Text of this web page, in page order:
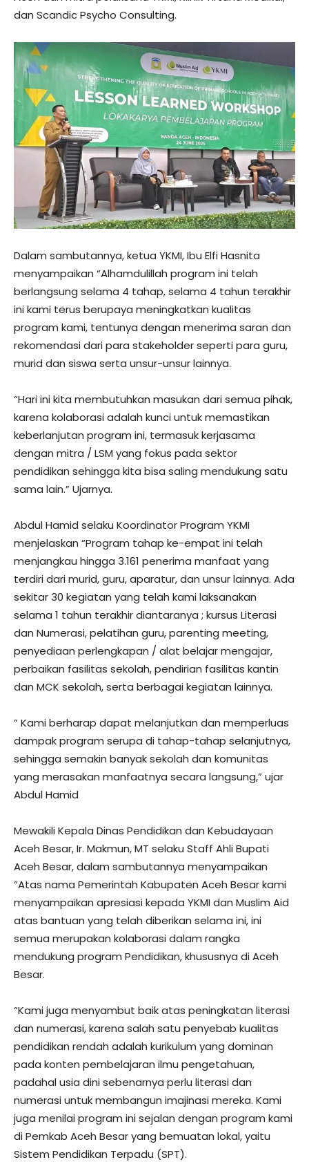
dan Scandic Psycho Consulting.
Dalam sambutannya, ketua YKMI, Ibu Elfi Hasnita
menyampaikan “Alhamdulillah program ini telah
berlangsung selama 4 tahap, selama 4 tahun terakhir
ini kami terus berupaya meningkatkan kualitas
program kami, tentunya dengan menerima saran dan
rekomendasi dari para stakeholder seperti para guru,
murid dan siswa serta unsur-unsur lainnya.
“Hari ini kita membutuhkan masukan dari semua pihak,
karena kolaborasi adalah kunci untuk memastikan
keberlanjutan program ini, termasuk kerjasama
dengan mitra / LSM yang fokus pada sektor
pendidikan sehingga kita bisa saling mendukung satu
sama lain.” Ujarnya.
Abdul Hamid selaku Koordinator Program YKMI
menjelaskan “Program tahap ke-empat ini telah
menjangkau hingga 3.161 penerima manfaat yang
terdiri dari murid, guru, aparatur, dan unsur lainnya. Ada
sekitar 30 kegiatan yang telah kami laksanakan
selama 1 tahun terakhir diantaranya ; kursus Literasi
dan Numerasi, pelatihan guru, parenting meeting,
penyediaan perlengkapan / alat belajar mengajar,
perbaikan fasilitas sekolah, pendirian fasilitas kantin
dan MCK sekolah, serta berbagai kegiatan lainnya.
” Kami berharap dapat melanjutkan dan memperluas
dampak program serupa di tahap-tahap selanjutnya,
sehingga semakin banyak sekolah dan komunitas
yang merasakan manfaatnya secara langsung,” ujar
Abdul Hamid
Mewakili Kepala Dinas Pendidikan dan Kebudayaan
Aceh Besar, Ir. Makmun, MT selaku Staff Ahli Bupati
Aceh Besar, dalam sambutannya menyampaikan
“Atas nama Pemerintah Kabupaten Aceh Besar kami
menyampaikan apresiasi kepada YKMI dan Muslim Aid
atas bantuan yang telah diberikan selama ini, ini
semua merupakan kolaborasi dalam rangka
mendukung program Pendidikan, khususnya di Aceh
Besar.
“Kami juga menyambut baik atas peningkatan literasi
dan numerasi, karena salah satu penyebab kualitas
pendidikan rendah adalah kurikulum yang dominan
pada konten pembelajaran ilmu pengetahuan,
padahal usia dini sebenarnya perlu literasi dan
numerasi untuk membangun imajinasi mereka. Kami
juga menilai program ini sejalan dengan program kami
di Pemkab Aceh Besar yang bemuatan lokal, yaitu
Sistem Pendidikan Terpadu (SPT).